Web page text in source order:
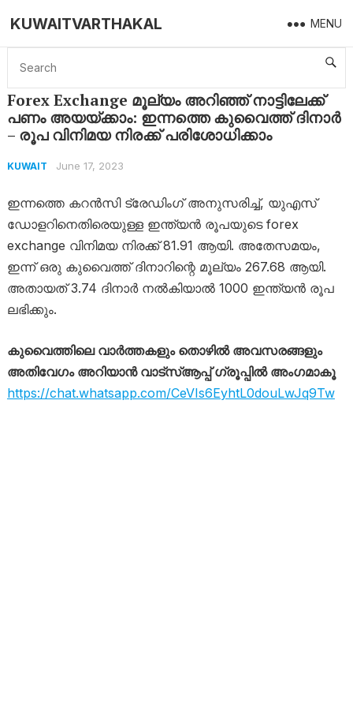
KUWAITVARTHAKAL MENU
Home Kuwait Forex Exchange മൂല്യം അറിഞ്ഞ് നാട്ടിലേക്ക് പണം അയയ്ക്കാം: ഇന്നത്തെ കുവൈത്ത് ദിനാർ – രൂപ വിനിമയ നിരക്ക് പരിശോധിക്കാം
Forex Exchange മൂല്യം അറിഞ്ഞ് നാട്ടിലേക്ക്
പണം അയയ്ക്കാം: ഇന്നത്തെ കുവൈത്ത് ദിനാർ
– രൂപ വിനിമയ നിരക്ക് പരിശോധിക്കാം
KUWAIT June 17, 2023
ഇന്നത്തെ കറൻസി ട്രേഡിംഗ് അനുസരിച്ച്, യുഎസ്
ഡോളറിനെതിരെയുള്ള ഇന്ത്യൻ രൂപയുടെ forex
exchange വിനിമയ നിരക്ക് 81.91 ആയി. അതേസമയം,
ഇന്ന് ഒരു കുവൈത്ത് ദിനാറിന്റെ മൂല്യം 267.68 ആയി.
അതായത് 3.74 ദിനാർ നൽകിയാൽ 1000 ഇന്ത്യൻ രൂപ
ലഭിക്കും.
കുവൈത്തിലെ വാർത്തകളും തൊഴിൽ അവസരങ്ങളും
അതിവേഗം അറിയാൻ വാട്സ്ആപ്പ് ഗ്രൂപ്പിൽ അംഗമാകൂ
https://chat.whatsapp.com/CeVIs6EyhtL0douLwJq9Tw